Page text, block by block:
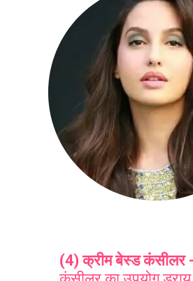
(4) क्रीम बेस्ड कंसीलर